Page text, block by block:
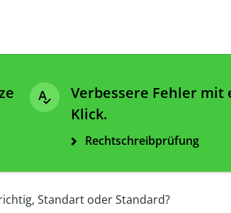
Verbessere Fehler mit
Klick.
Rechtschreibprüfung
Standart oder Standard?